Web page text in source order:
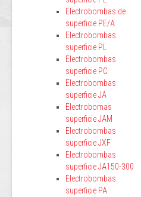
Electrobombas de
superficie PE/A
Electrobombas
superficie PL
Electrobombas
superficie PC
Electrobombas
superficie JA
Electrobomas
superficie JAM
Electrobombas
superficie JXF
Electrobombas
superficie JA150-300
Electrobombas
superficie PA